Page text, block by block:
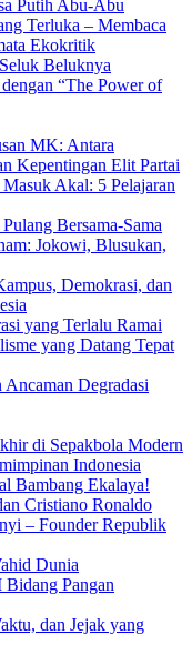
Putih Abu-Abu
Terluka – Membaca
Ekokritik
Beluknya
“The Power of
MK: Antara
Kepentingan Elit Partai
Akal: 5 Pelajaran
Bersama-Sama
Jokowi, Blusukan,
Demokrasi, dan
yang Terlalu Ramai
yang Datang Tepat
Degradasi
di Sepakbola Modern
Indonesia
Bambang Ekalaya!
Cristiano Ronaldo
– Founder Republik
Dunia
Pangan
dan Jejak yang